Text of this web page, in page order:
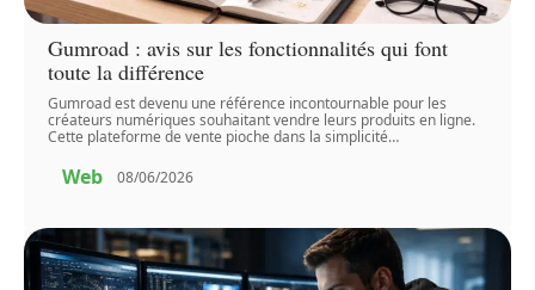
Gumroad : avis sur les fonctionnalités qui font
toute la différence
Gumroad est devenu une référence incontournable pour les
créateurs numériques souhaitant vendre leurs produits en ligne.
Cette plateforme de vente pioche dans la simplicité…
Web 08/06/2026